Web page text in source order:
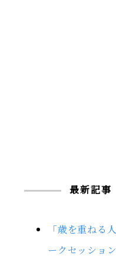
最新記事
「歳を重ねる
ークセッション